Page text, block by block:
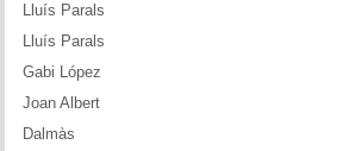
Altres tornejos
Lluís Parals
Lluís Parals
Gabi López
Joan Albert
Dalmàs